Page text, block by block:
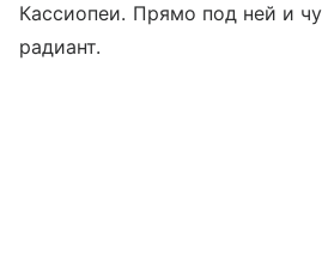
Кассиопеи. Прямо под ней и
радиант.